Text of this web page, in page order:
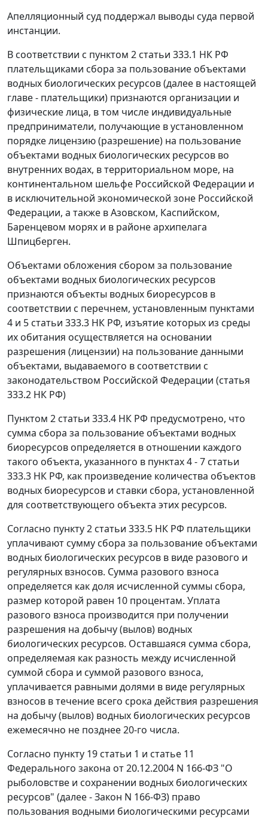
Апелляционный суд поддержал выводы суда первой
инстанции.
В соответствии с пунктом 2 статьи 333.1 НК РФ
плательщиками сбора за пользование объектами
водных биологических ресурсов (далее в настоящей
главе - плательщики) признаются организации и
физические лица, в том числе индивидуальные
предприниматели, получающие в установленном
порядке лицензию (разрешение) на пользование
объектами водных биологических ресурсов во
внутренних водах, в территориальном море, на
континентальном шельфе Российской Федерации и
в исключительной экономической зоне Российской
Федерации, а также в Азовском, Каспийском,
Баренцевом морях и в районе архипелага
Шпицберген.
Объектами обложения сбором за пользование
объектами водных биологических ресурсов
признаются объекты водных биоресурсов в
соответствии с перечнем, установленным пунктами
4 и 5 статьи 333.3 НК РФ, изъятие которых из среды
их обитания осуществляется на основании
разрешения (лицензии) на пользование данными
объектами, выдаваемого в соответствии с
законодательством Российской Федерации (статья
333.2 НК РФ)
Пунктом 2 статьи 333.4 НК РФ предусмотрено, что
сумма сбора за пользование объектами водных
биоресурсов определяется в отношении каждого
такого объекта, указанного в пунктах 4 - 7 статьи
333.3 НК РФ, как произведение количества объектов
водных биоресурсов и ставки сбора, установленной
для соответствующего объекта этих ресурсов.
Согласно пункту 2 статьи 333.5 НК РФ плательщики
уплачивают сумму сбора за пользование объектами
водных биологических ресурсов в виде разового и
регулярных взносов. Сумма разового взноса
определяется как доля исчисленной суммы сбора,
размер которой равен 10 процентам. Уплата
разового взноса производится при получении
разрешения на добычу (вылов) водных
биологических ресурсов. Оставшаяся сумма сбора,
определяемая как разность между исчисленной
суммой сбора и суммой разового взноса,
уплачивается равными долями в виде регулярных
взносов в течение всего срока действия разрешения
на добычу (вылов) водных биологических ресурсов
ежемесячно не позднее 20-го числа.
Согласно пункту 19 статьи 1 и статье 11
Федерального закона от 20.12.2004 N 166-ФЗ "О
рыболовстве и сохранении водных биологических
ресурсов" (далее - Закон N 166-ФЗ) право
пользования водными биологическими ресурсами